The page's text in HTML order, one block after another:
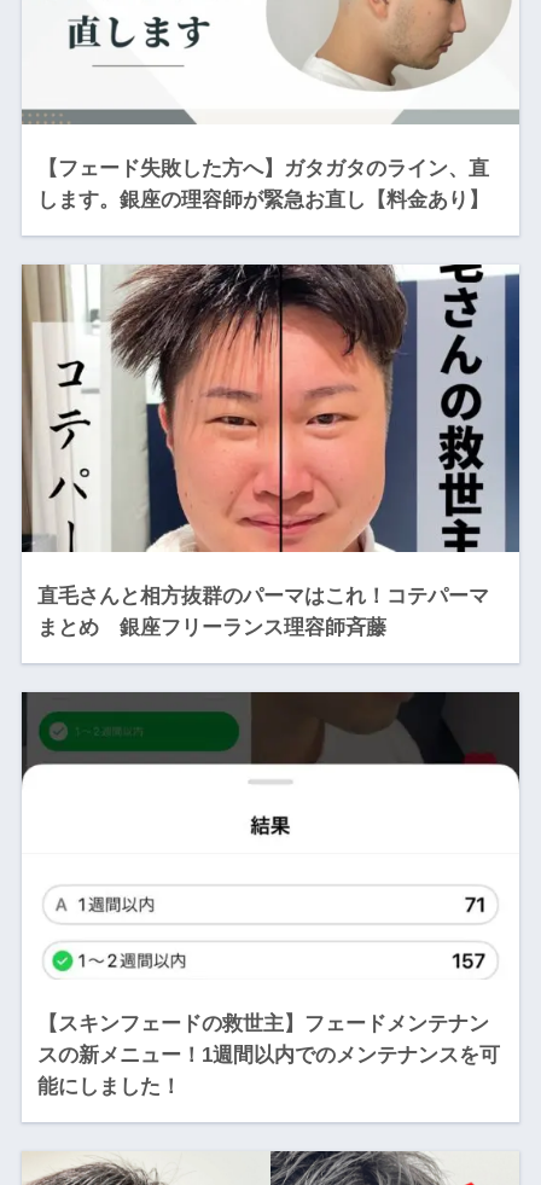
【フェード失敗した方へ】ガタガタのライン、直
します。銀座の理容師が緊急お直し【料金あり】
直毛さんと相方抜群のパーマはこれ！コテパーマ
まとめ 銀座フリーランス理容師斉藤
【スキンフェードの救世主】フェードメンテナン
スの新メニュー！1週間以内でのメンテナンスを可
能にしました！